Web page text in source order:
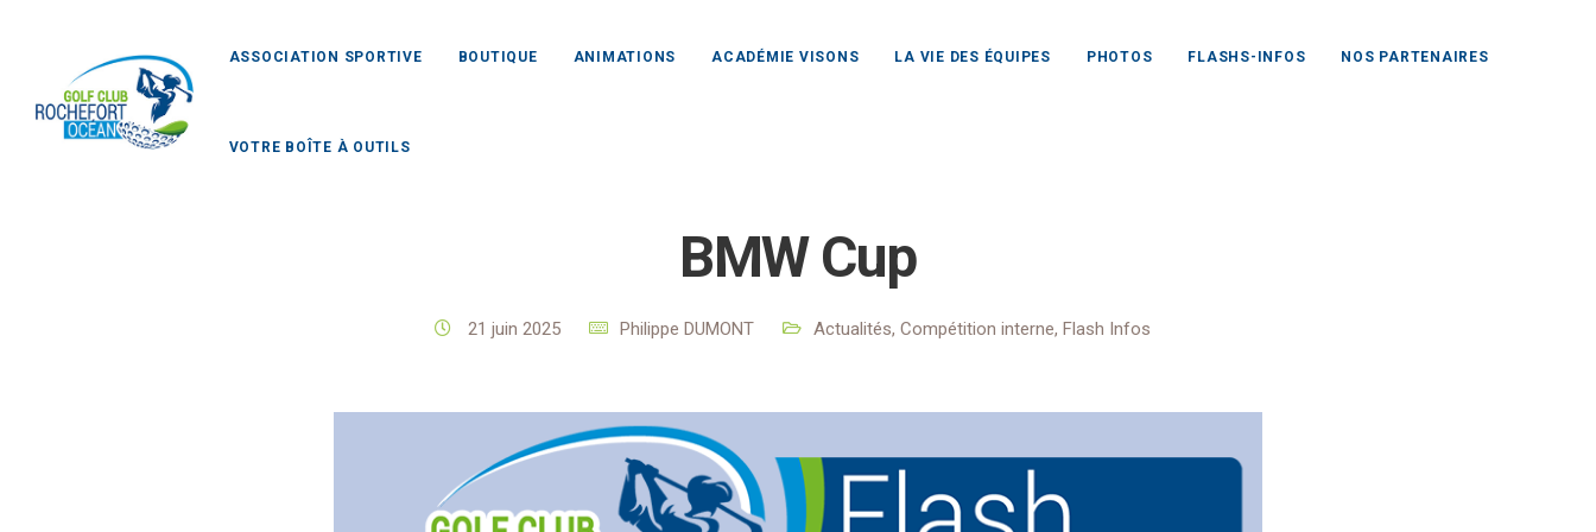
ASSOCIATION SPORTIVE BOUTIQUE ANIMATIONS ACADÉMIE VISONS LA VIE DES ÉQUIPES PHOTOS FLASHS-INFOS NOS PARTENAIRES
VOTRE BOÎTE À OUTILS
BMW Cup
21 juin 2025 Philippe DUMONT Actualités, Compétition interne, Flash Infos